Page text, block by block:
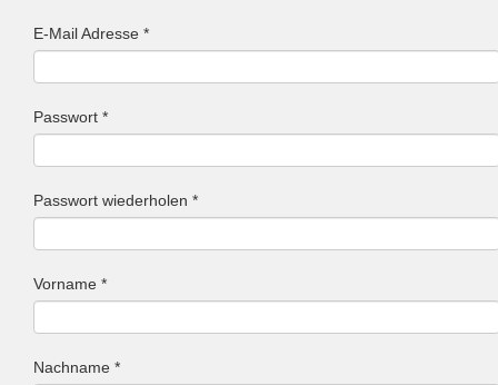
E-Mail Adresse *
Passwort *
Passwort wiederholen *
Vorname *
Nachname *